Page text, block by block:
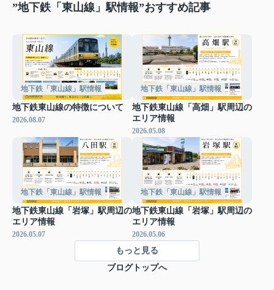
”地下鉄「東山線」駅情報”おすすめ記事
地下鉄「東山線」駅情報
地下鉄東山線の特徴について
2026.08.07
地下鉄「東山線」駅情報
地下鉄東山線「高畑」駅周辺の
エリア情報
2026.05.08
地下鉄「東山線」駅情報
地下鉄東山線「岩塚」駅周辺の
エリア情報
2026.05.07
地下鉄「東山線」駅情報
地下鉄東山線「岩塚」駅周辺の
エリア情報
2026.05.06
もっと見る
ブログトップへ